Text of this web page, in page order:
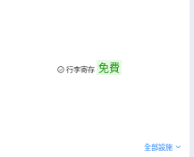
行李寄存 免費
全部設施